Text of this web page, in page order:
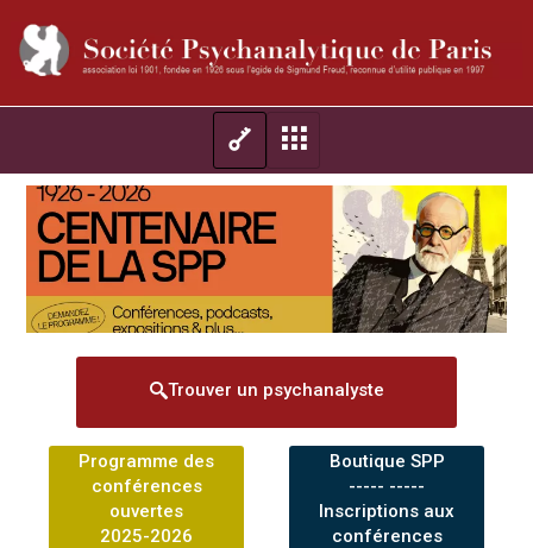
Trouver un psychanalyste
Programme des
conférences
ouvertes
2025-2026
Boutique SPP
----- -----
Inscriptions aux
conférences